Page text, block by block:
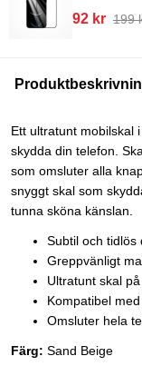
92 kr 199
Ett ultratunt mobilskal
skydda din telefon.
som omsluter alla
snyggt skal som
tunna sköna känslan.
Subtil och tidlös
Greppvänligt
Ultratunt skal
Kompatibel
Omsluter hela
Färg: Sand Beige